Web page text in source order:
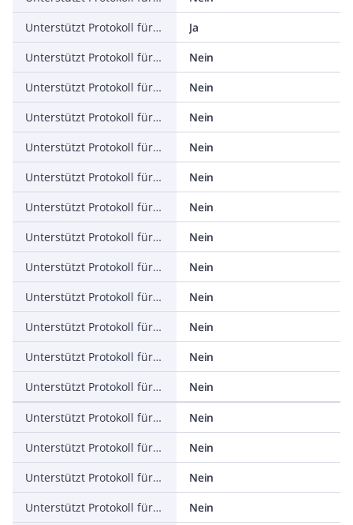
Unterstützt Protokoll für ASI
Ja
Unterstützt Protokoll für KNX
Nein
Unterstützt Protokoll für Modbus
Nein
Unterstützt Protokoll für Data-Highway
Nein
Unterstützt Protokoll für DeviceNet
Nein
Unterstützt Protokoll für SUCONET
Nein
Unterstützt Protokoll für LON
Nein
Unterstützt Protokoll für PROFINET IO
Nein
Unterstützt Protokoll für PROFINET CBA
Nein
Unterstützt Protokoll für SERCOS
Nein
Unterstützt Protokoll für Foundation Fieldbus
Nein
Unterstützt Protokoll für EtherNet/IP
Nein
Unterstützt Protokoll für AS-Interface Safety at Work
Nein
Unterstützt Protokoll für DeviceNet Safety
Nein
Unterstützt Protokoll für INTERBUS-Safety
Nein
Unterstützt Protokoll für PROFIsafe
Nein
Unterstützt Protokoll für SafetyBUS p
Nein